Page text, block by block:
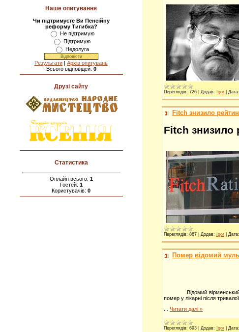
Наше опитування
Чи підтримуєте Ви Пенсійну
реформу Тигибка?
Не підтримую
Підтримую
Недолуга
Результати | Архів опитувань
Всього відповідей: 0
Друзі сайту
Статистика
Онлайн всього: 1
Гостей: 1
Користувачів: 0
Переглядів: 726 Додав: Igor Дата:
Fitch знизило
Fitch знизило
Переглядів: 867 Додав: Igor Дата:
Помер відомий
Відомий
помер у лікарні після
Читати далі »
Переглядів: 693 Додав: Igor Дата: